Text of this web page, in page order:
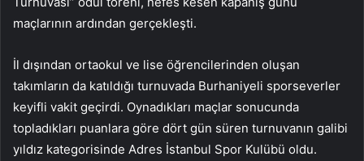
maçlarının ardından gerçekleşti.
İl dışından ortaokul ve lise öğrencilerinden oluşan
takımların da katıldığı turnuvada Burhaniyeli sporseverler
keyifli vakit geçirdi. Oynadıkları maçlar sonucunda
topladıkları puanlara göre dört gün süren turnuvanın galibi
yıldız kategorisinde Adres İstanbul Spor Kulübü oldu.